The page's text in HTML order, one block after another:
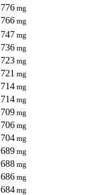
776 mg
766 mg
747 mg
736 mg
723 mg
721 mg
714 mg
714 mg
709 mg
706 mg
704 mg
689 mg
688 mg
686 mg
684 mg